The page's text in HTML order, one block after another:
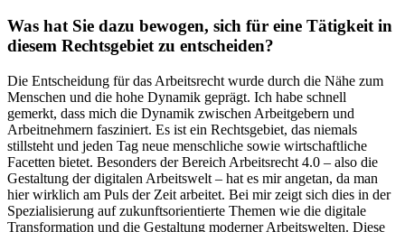
Was hat Sie dazu bewogen, sich für eine Tätigkeit in
diesem Rechtsgebiet zu entscheiden?
Die Entscheidung für das Arbeitsrecht wurde durch die Nähe zum
Menschen und die hohe Dynamik geprägt. Ich habe schnell
gemerkt, dass mich die Dynamik zwischen Arbeitgebern und
Arbeitnehmern fasziniert. Es ist ein Rechtsgebiet, das niemals
stillsteht und jeden Tag neue menschliche sowie wirtschaftliche
Facetten bietet. Besonders der Bereich Arbeitsrecht 4.0 – also die
Gestaltung der digitalen Arbeitswelt – hat es mir angetan, da man
hier wirklich am Puls der Zeit arbeitet. Bei mir zeigt sich dies in der
Spezialisierung auf zukunftsorientierte Themen wie die digitale
Transformation und die Gestaltung moderner Arbeitswelten. Diese